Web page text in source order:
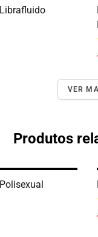
VER
Produtos